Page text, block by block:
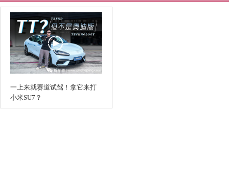
一上来就赛道试驾！拿它来打
小米SU7？